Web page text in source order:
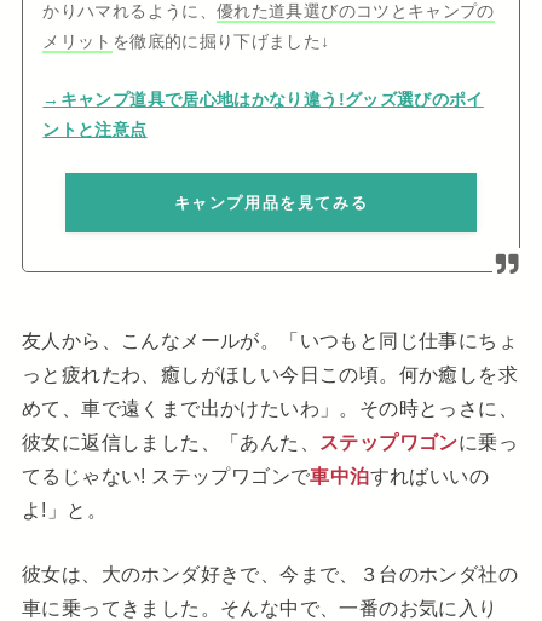
かりハマれるように、 優れた道具選びのコツとキャンプの
メリット を徹底的に掘り下げました↓
→キャンプ道具で居心地はかなり違う!グッズ選びのポイ
ントと注意点
キャンプ用品を見てみる
友人から、こんなメールが。「いつもと同じ仕事にちょ
っと疲れたわ、癒しがほしい今日この頃。何か癒しを求
めて、車で遠くまで出かけたいわ」。その時とっさに、
彼女に返信しました、「あんた、
ステップワゴンに乗っ
てるじゃない! ステップワゴンで車中泊すればいいの
よ!」と。
彼女は、大のホンダ好きで、今まで、３台のホンダ社の
車に乗ってきました。そんな中で、一番のお気に入り